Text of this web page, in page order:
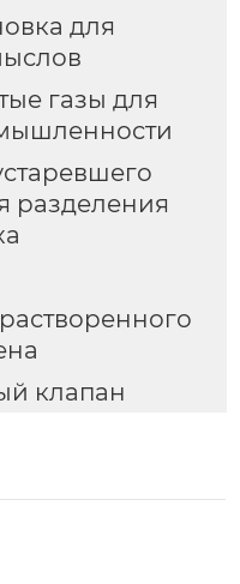
для
газы для
разделения
клапан